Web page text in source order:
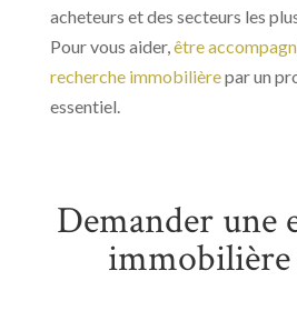
acheteurs et des secteurs les
Pour vous aider,être
recherche immobilièrepar un
essentiel.
Demander une
immobilière